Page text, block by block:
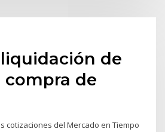
de
de
cotizaciones del Mercado en Tiempo